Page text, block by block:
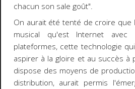
chacun son sale goût".
On aurait été tenté de croire que
musical qu'est Internet avec
plateformes, cette technologie
aspirer à la gloire et au succès à
dispose des moyens de
distribution, aurait permis